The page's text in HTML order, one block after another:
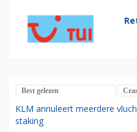
Best gelezen
KLM annuleert meerdere
staking